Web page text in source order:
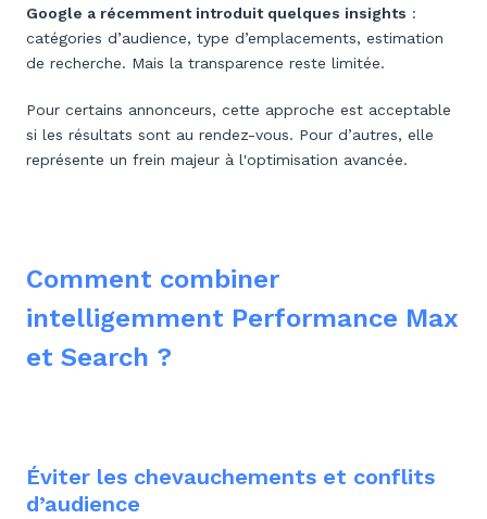
Google a récemment introduit quelques insights :
catégories d’audience, type d’emplacements, estimation
de recherche. Mais la transparence reste limitée.
Pour certains annonceurs, cette approche est acceptable
si les résultats sont au rendez-vous. Pour d’autres, elle
représente un frein majeur à l'optimisation avancée.
Comment combiner
intelligemment Performance Max
et Search ?
Éviter les chevauchements et conflits
d’audience